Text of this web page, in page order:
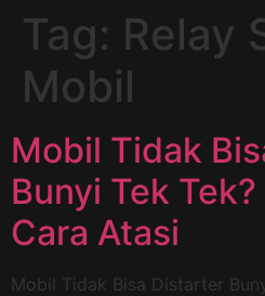
Tag: Relay
Mobil
Mobil Tidak
Bunyi Tek
Cara Atasi
Mobil Tidak Bisa Distarter